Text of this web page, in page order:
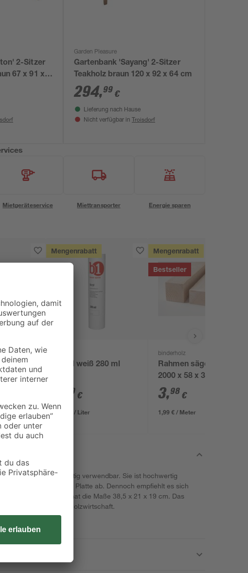
2-Sitzer
67 x 91 x
Garden Pleasure
Gartenbank 'Sayang' 2-Sitzer
Teakholz braun 120 x 92 x 64 cm
294,99 €
Lieferung nach Hause
Nicht verfügbar in Troisdorf
Mietgeräteservice Miettransporter Energie sparen
'Nr. 1'
Mengenrabatt
Acryl weiß 280 ml
99 €
7,11 € / Liter
Mengenrabatt
Bestseller
binderholz
Rahmen sägerau
2000 x 58 x 38 mm
3,98 €
1,99 € / Meter
Kiefernholz ist vielseitig verwendbar. Sie ist hochwertig
mit einer massiven Platte ab. Dennoch empfiehlt es sich
nutzen. Die Fußbank hat die Maße 38,5 x 21 x 19 cm. Das
aus FSC-zertifizierter Holzwirtschaft.